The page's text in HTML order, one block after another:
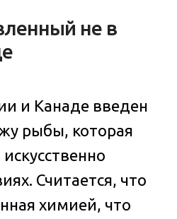
не в
и Канаде введен
рыбы, которая
Считается, что
химией, что